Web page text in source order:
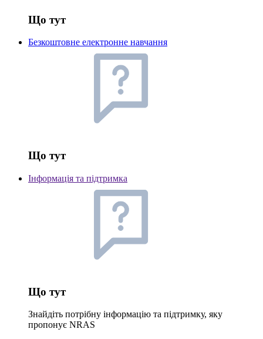
Що тут
Безкоштовне електронне навчання
Що тут
Інформація та підтримка
Що тут
Знайдіть потрібну інформацію та підтримку, яку
пропонує NRAS